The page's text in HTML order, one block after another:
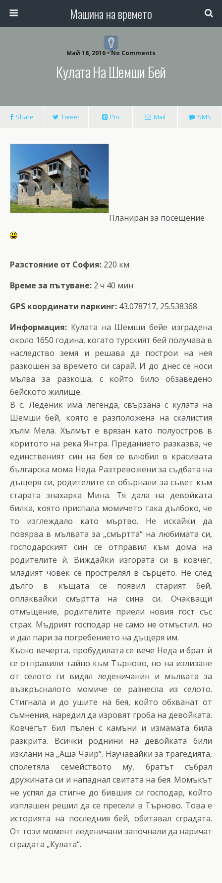
Машина на времето
Май 18, 2016 • No Comments
Кулата На Шемши Бей
Share Tweet Pin Mail SMS
Планиран за посещение
Разстояние от София: 220 км
Време за пътуване: 2 ч 40 мин
GPS координати паркинг: 43.078717, 25.538368
Информация: Кулата на Шемши бейе изградена
около 1650 година, когато турският бей получава в
наследство земя и решава да построи на нея
разкошен за времето си сарай. И до днес се носи
мълва за разкоша, с който било обзаведено
бейското жилище.
В с. Леденик има легенда, свързана с кулата на
Шемши бей, която е разположена на скалистия
хълм Мела. Хълмът е врязан като полуостров в
коритото на река Янтра. Преданието разказва, че
единственият син на бея се влюбил в красивата
българска мома Неда. Разтревожени за съдбата на
дъщеря си, родителите се обърнали за съвет към
старата знахарка Мина. Тя дала на девойката
билка, която приспала момичето така дълбоко, че
то изглеждало като мъртво. Не искайки да
повярва в мълвата за „смъртта“ на любимата си,
господарският син се отправил към дома на
родителите ѝ. Виждайки изгората си в ковчег,
младият човек се прострелял в сърцето. Не след
дълго в къщата се появил старият бей,
оплаквайки смъртта на сина си. Очакващи
отмъщение, родителите приели новия гост със
страх. Мъдрият господар не само не отмъстил, но
и дал пари за погребението на дъщеря им.
Късно вечерта, пробудилата се вече Неда и брат ѝ
се отправили тайно към Търново, но на излизане
от селото ги видял леденичанин и мълвата за
възкръсналото момиче се разнесла из селото.
Стигнала и до ушите на бея, който обхванат от
съмнения, наредил да изровят гроба на девойката.
Ковчегът бил пълен с камъни и измамата била
разкрита. Всички роднини на девойката били
изклани на „Аша Чаир“. Научавайки за трагедията,
сполетяла семейството му, братът събрал
дружината си и нападнал свитата на бея. Момъкът
не успял да стигне до бившия си господар, който
изплашен решил да се пресели в Търново. Това е
историята на последния бей, обитавал сградата.
От този момент леденичани започнали да наричат
сградата „Кулата“.